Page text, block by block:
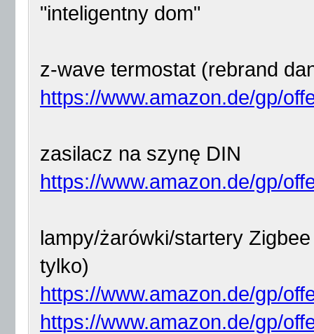
"inteligentny dom"
z-wave termostat (rebrand
https://www.amazon.de/gp/
zasilacz na szynę DIN
https://www.amazon.de/gp/
lampy/żarówki/startery
tylko)
https://www.amazon.de/gp/
https://www.amazon.de/gp/